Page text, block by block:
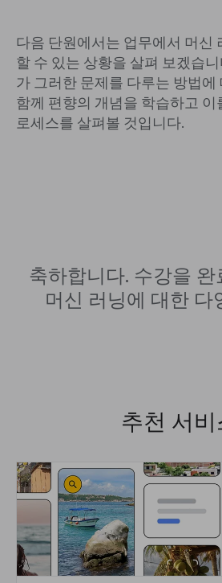
다음 단원에서는 업무에서 머신
할 수 있는 상황을 살펴 보겠습
가 그러한 문제를 다루는 방법에
함께 편향의 개념을 학습하고 이
로세스를 살펴볼 것입니다.
축하합니다. 수강을
머신 러닝에 대한 다
추천 서비